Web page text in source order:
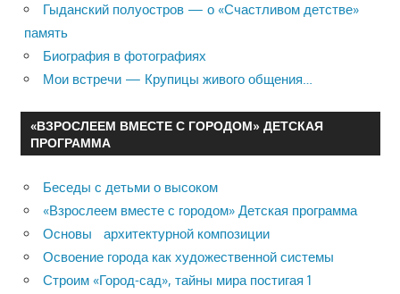
Гыданский полуостров — о «Счастливом детстве»
память
Биография в фотографиях
Мои встречи — Крупицы живого общения…
«ВЗРОСЛЕЕМ ВМЕСТЕ С ГОРОДОМ» ДЕТСКАЯ
ПРОГРАММА
Беседы с детьми о высоком
«Взрослеем вместе с городом» Детская программа
Основы архитектурной композиции
Освоение города как художественной системы
Строим «Город-сад», тайны мира постигая 1